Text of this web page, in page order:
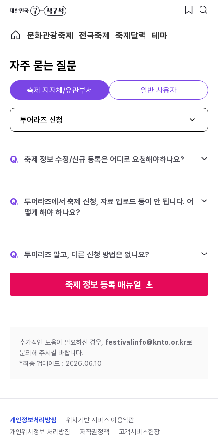
문화관광축제 전국축제 축제달력 테마
자주 묻는 질문
축제 정보 등록 매뉴얼
축제 지자체/유관부서 일반 사용자
투어라즈 신청
Q. 축제 정보 수정/신규 등록은 어디로 요청해야하나요?
Q.
투어라즈에서 축제 신청, 자료 업로드 등이 안 됩니다. 어
떻게 해야 하나요?
Q. 투어라즈 말고, 다른 신청 방법은 없나요?
추가적인 도움이 필요하신 경우, festivalinfo@knto.or.kr로
문의해 주시길 바랍니다.
*최종 업데이트 : 2026.06.10
개인정보처리방침
위치기반 서비스 이용약관
개인위치정보 처리방침
저작권정책 고객서비스헌장